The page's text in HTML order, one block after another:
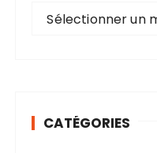
e
Sélectionner un
CATÉGORIES